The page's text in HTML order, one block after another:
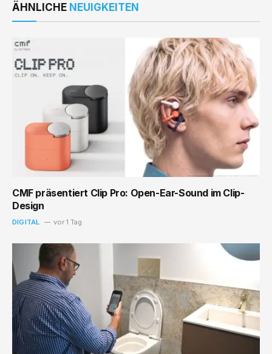
ÄHNLICHE NEUIGKEITEN
CMF präsentiert Clip Pro: Open-Ear-Sound im Clip-
Design
DIGITAL vor 1 Tag